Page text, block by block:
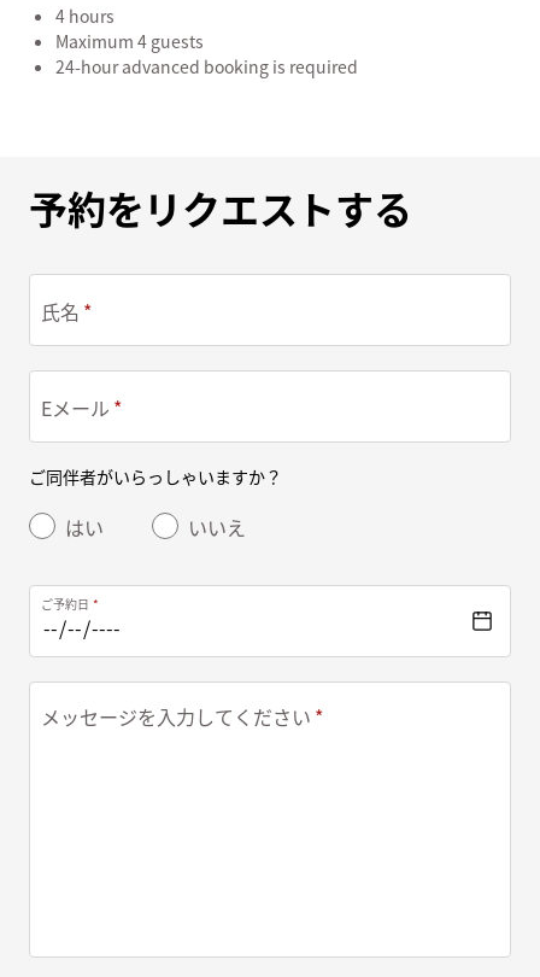
4 hours
Maximum 4 guests
24-hour advanced booking is required
予約をリクエストする
予約をリクエストする
氏名
Eメール
ご同伴者がいらっしゃいますか？
はい いいえ
ご予約日
メッセージを入力してください